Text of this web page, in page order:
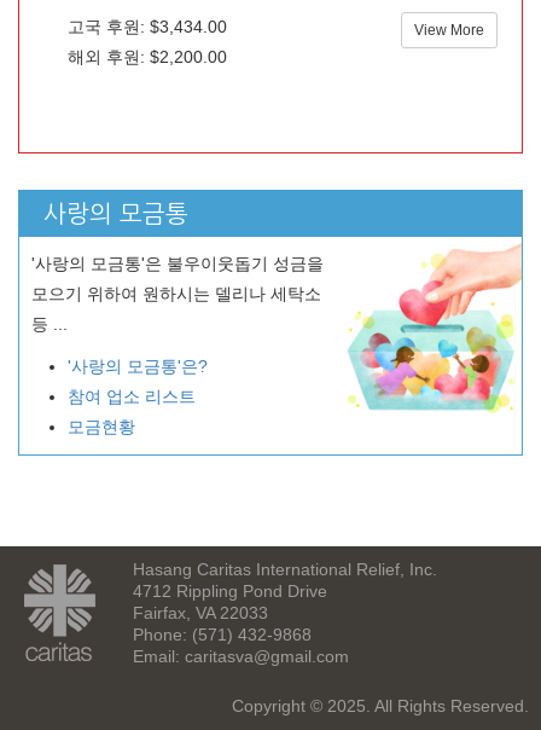
고국 후원: $3,434.00
해외 후원: $2,200.00
View More
사랑의 모금통
'사랑의 모금통'은 불우이웃돕기 성금을
모으기 위하여 원하시는 델리나 세탁소
등 ...
'사랑의 모금통'은?
참여 업소 리스트
모금현황
Hasang Caritas International Relief, Inc.
4712 Rippling Pond Drive
Fairfax, VA 22033
Phone: (571) 432-9868
Email: caritasva@gmail.com
Copyright © 2025. All Rights Reserved.